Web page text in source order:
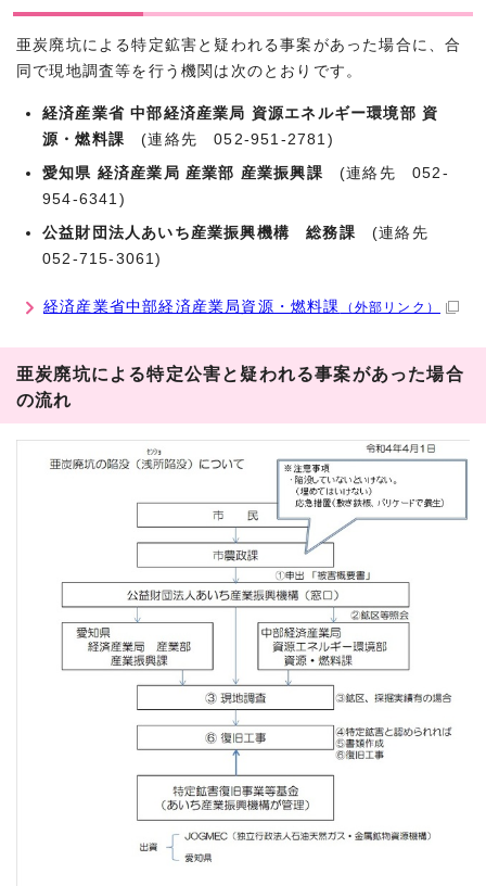
亜炭廃坑による特定鉱害と疑われる事案があった場合に、合
同で現地調査等を行う機関は次のとおりです。
経済産業省 中部経済産業局 資源エネルギー環境部 資
源・燃料課(連絡先 052-951-2781)
愛知県 経済産業局 産業部 産業振興課 (連絡先 052-
954-6341)
公益財団法人あいち産業振興機構 総務課 (連絡先
052-715-3061)
経済産業省中部経済産業局資源・燃料課 （外部リンク）
亜炭廃坑による特定公害と疑われる事案があった場合
の流れ